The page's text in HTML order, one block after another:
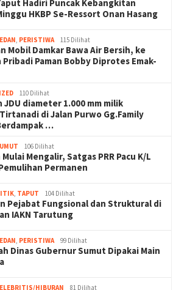
Hadiri Puncak Kebangkitan
HKBP Se-Ressort Onan Hasang
, PERISTIWA 115 Dilihat
Mobil Damkar Bawa Air Bersih, ke
Pribadi Paman Bobby Diprotes Emak-
110 Dilihat
JDU diameter 1.000 mm milik
di Jalan Purwo Gg.Family
…
106 Dilihat
Mengalir, Satgas PRR Pacu K/L
Permanen
, TAPUT 104 Dilihat
Pejabat Fungsional dan Struktural di
IAKN Tarutung
, PERISTIWA 99 Dilihat
Dinas Gubernur Sumut Dipakai Main
HIBURAN 81 Dilihat